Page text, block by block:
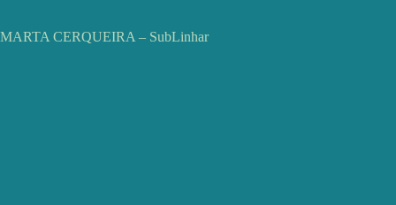
MARTA CERQUEIRA – SubLinhar